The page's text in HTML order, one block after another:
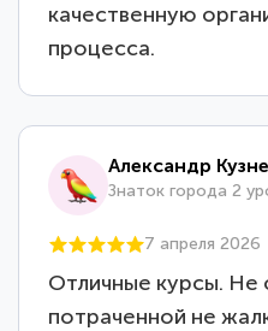
качественную
процесса.
Александр
Знаток города 2
7 апреля 2026
Отличные курсы. Не
потраченной не